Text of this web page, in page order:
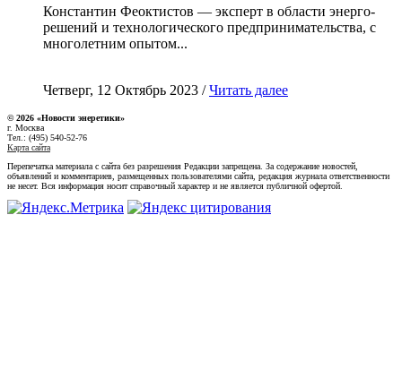
Константин Феоктистов — эксперт в области энерго-
решений и технологического предпринимательства, с
многолетним опытом...
Четверг, 12 Октябрь 2023 /Читать далее
© 2026 «Новости энеретики»
г. Москва
Тел.: (495) 540-52-76
Карта сайта
Перепечатка материала с сайта без разрешения Редакции запрещена. За содержание новостей,
объявлений и комментариев, размещенных пользователями сайта, редакция журнала ответственности
не несет. Вся информация носит справочный характер и не является публичной офертой.